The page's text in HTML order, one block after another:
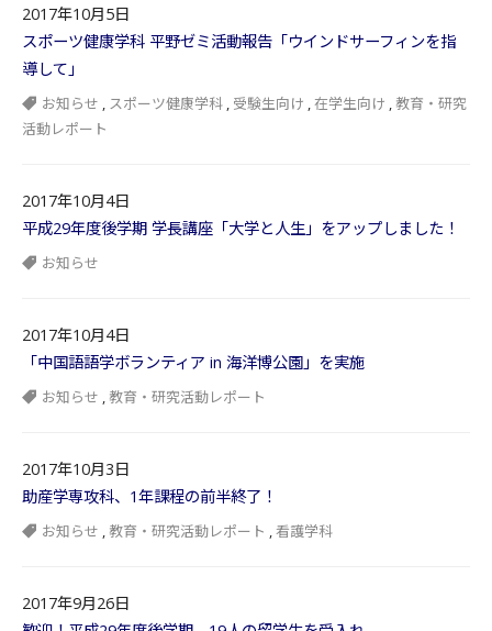
2017年10月5日
スポーツ健康学科 平野ゼミ活動報告「ウインドサーフィンを指
導して」
お知らせ , スポーツ健康学科 , 受験生向け ,在学生向け , 教育・研究
活動レポート
2017年10月4日
平成29年度後学期 学長講座「大学と人生」をアップしました！
お知らせ
2017年10月4日
「中国語語学ボランティア in 海洋博公園」を実施
お知らせ , 教育・研究活動レポート
2017年10月3日
助産学専攻科、1年課程の前半終了！
お知らせ , 教育・研究活動レポート ,看護学科
2017年9月26日